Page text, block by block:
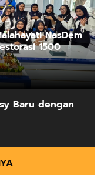
NasDem
1500
Baru dengan